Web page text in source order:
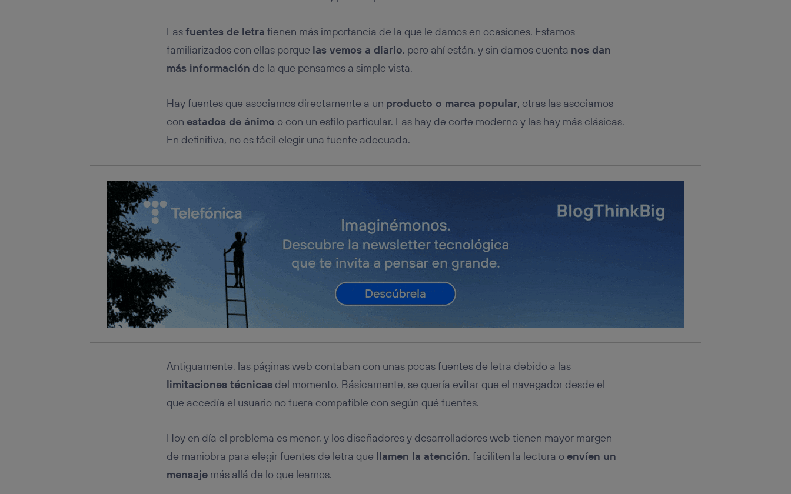
Lasfuentes de letra tienen más importancia de la que le damos en ocasiones. Estamos
familiarizados con ellas porque las vemos a diario, pero ahí están, y sin darnos cuenta nos dan
más información de la que pensamos a simple vista.
Hay fuentes que asociamos directamente a un producto o marca popular, otras las asociamos
con estados de ánimo o con un estilo particular. Las hay de corte moderno y las hay más clásicas.
En definitiva, no es fácil elegir una fuente adecuada.
Antiguamente, las páginas web contaban con unas pocas fuentes de letra debido a las
limitaciones técnicasdel momento. Básicamente, se quería evitar que el navegador desde el
que accedía el usuario no fuera compatible con según qué fuentes.
Hoy en día el problema es menor, y los diseñadores y desarrolladores web tienen mayor margen
de maniobra para elegir fuentes de letra que llamen la atención, faciliten la lectura oenvíen un
mensajemás allá de lo que leamos.
conexión de banda ancha
(p. ej., Wi-Fi), el marketing o análisis se
realizará en función de las actividades de navegación de los miembros del hogar que
hayan dado su consentimiento.
Puedes gestionar los consentimientos Utiq seleccionando “Administrar Utiq” en la parte
inferior de esta página web o visitando el
portal de privacidad de Utiq (“consenthub”)
Para más información, consulta la política de privacidad de Utiq.